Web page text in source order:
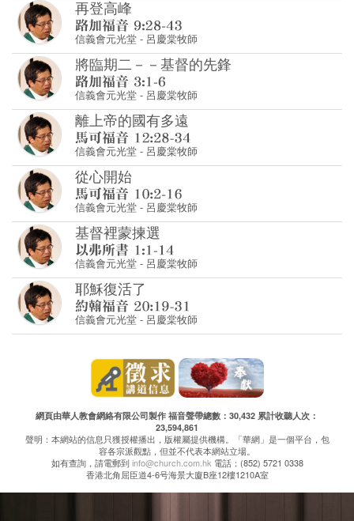
再登高峰
信義會元光堂 - 呂慶棠牧師
將臨期二－－基督的先鋒
信義會元光堂 - 呂慶棠牧師
離上帝的國有多遠
信義會元光堂 - 呂慶棠牧師
從心開始
信義會元光堂 - 呂慶棠牧師
基督裡蒙揀選
信義會元光堂 - 呂慶棠牧師
耶穌復活了
信義會元光堂 - 呂慶棠牧師
網頁由華人教會網絡有限公司製作 福音聲帶總數：30,432 累計收聽人次：
23,594,861
聲明：本網站的信息只獲授權播出，版權屬提供機構。「華網」是一個平台，包
容各宗派觀點，但並不代表本網站立場。
如有查詢，請電郵到info@church.com.hk 電話：(852) 5721 0338
香港北角屈臣道4-6号海景大廈B座12樓1210A室